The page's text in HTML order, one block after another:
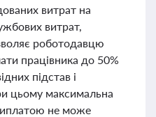
витрат на
витрат,
роботодавцю
працівника до 50%
підстав і
цьому максимальна
не може